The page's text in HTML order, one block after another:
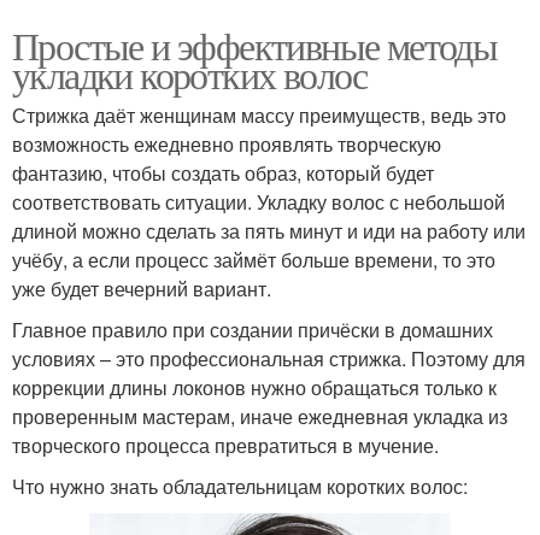
Простые и эффективные методы
укладки коротких волос
Стрижка даёт женщинам массу преимуществ, ведь это
возможность ежедневно проявлять творческую
фантазию, чтобы создать образ, который будет
соответствовать ситуации. Укладку волос с небольшой
длиной можно сделать за пять минут и иди на работу или
учёбу, а если процесс займёт больше времени, то это
уже будет вечерний вариант.
Главное правило при создании причёски в домашних
условиях – это профессиональная стрижка. Поэтому для
коррекции длины локонов нужно обращаться только к
проверенным мастерам, иначе ежедневная укладка из
творческого процесса превратиться в мучение.
Что нужно знать обладательницам коротких волос: